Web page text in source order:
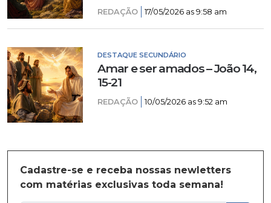
REDAÇÃO 17/05/2026 as 9:58 am
DESTAQUE SECUNDÁRIO
Amar e ser amados – João 14,
15-21
REDAÇÃO 10/05/2026 as 9:52 am
Cadastre-se e receba nossas newletters
com matérias exclusivas toda semana!